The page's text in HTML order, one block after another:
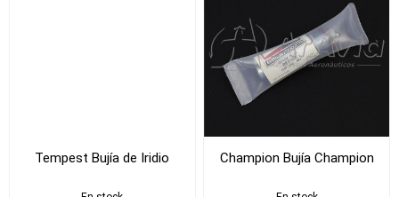
Tempest Bujía de Iridio Champion Bujía Champion